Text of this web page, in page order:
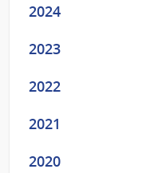
2024
2023
2022
2021
2020